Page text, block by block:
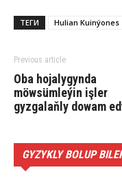
ТЕГИ Hulian Kuinýones
Previous article
Oba hojalygynda
möwsümleýin işler
gyzgalaňly dowam
GYZYKLY BOLUP